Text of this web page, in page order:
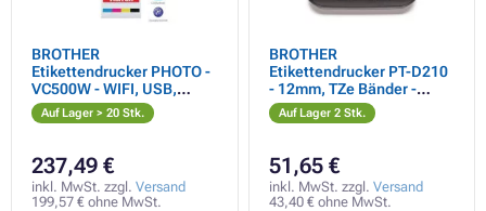
BROTHER
Etikettendrucker PHOTO -
VC500W - WIFI, USB,
COLOR ohne Tinte -
Integriertes Schneiden
Auf Lager > 20 Stk.
237,49 €
inkl. MwSt. zzgl. Versand
199,57 € ohne MwSt.
BROTHER
Etikettendrucker PT-D210
- 12mm, TZe Bänder -
Marker
Auf Lager 2 Stk.
51,65 €
inkl. MwSt. zzgl. Versand
43,40 € ohne MwSt.